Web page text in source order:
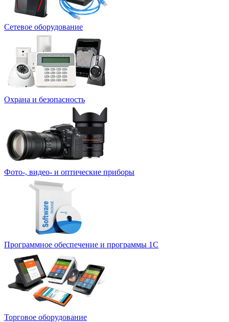
Сетевое оборудование
Охрана и безопасность
Фото-, видео- и оптические приборы
Программное обеспечение и программы 1С
Торговое оборудование